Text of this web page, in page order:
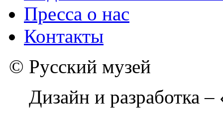
Пресса о нас
Контакты
© Русский музей
Дизайн и разработка